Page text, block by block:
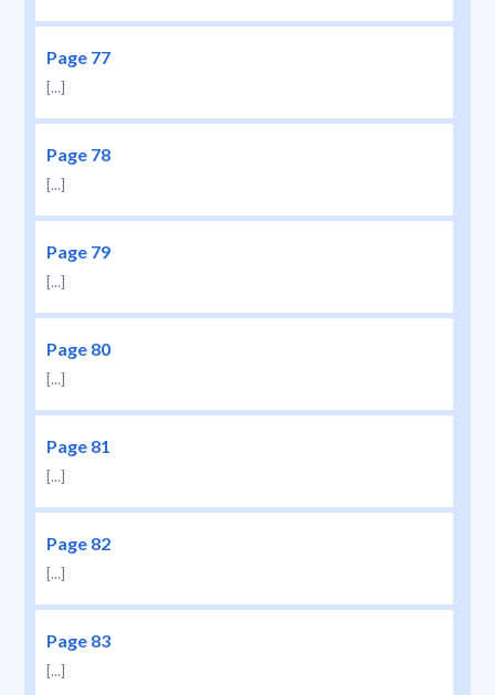
Page 77
[...]
Page 78
[...]
Page 79
[...]
Page 80
[...]
Page 81
[...]
Page 82
[...]
Page 83
[...]